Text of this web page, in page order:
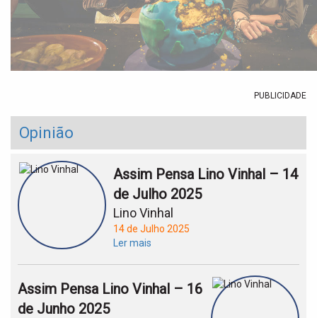
PUBLICIDADE
Opinião
Assim Pensa Lino Vinhal – 14
de Julho 2025
Lino Vinhal
14 de Julho 2025
Ler mais
Assim Pensa Lino Vinhal – 16
de Junho 2025